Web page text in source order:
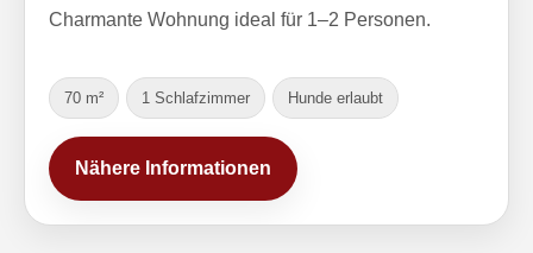
Charmante Wohnung ideal für 1–2 Personen.
70 m² 1 Schlafzimmer Hunde erlaubt
Nähere Informationen